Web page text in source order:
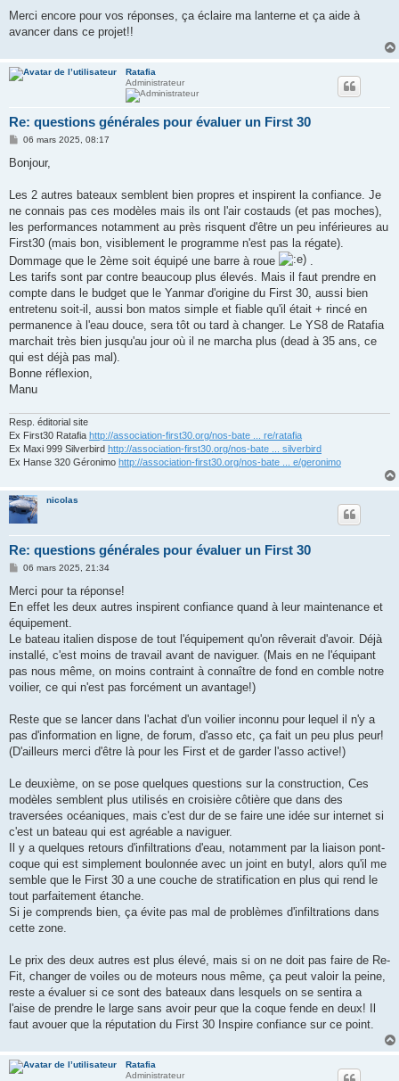
Merci encore pour vos réponses, ça éclaire ma lanterne et ça aide à
avancer dans ce projet!!
Ratafia
Administrateur
Re: questions générales pour évaluer un First 30
M
s
g
06 mars 2025, 08:17
Bonjour,
Les 2 autres bateaux semblent bien propres et inspirent la confiance. Je
ne connais pas ces modèles mais ils ont l'air costauds (et pas moches),
les performances notamment au près risquent d'être un peu inférieures au
First30 (mais bon, visiblement le programme n'est pas la régate).
Dommage que le 2ème soit équipé une barre à roue
Les tarifs sont par contre beaucoup plus élevés. Mais il faut prendre en
compte dans le budget que le Yanmar d'origine du First 30, aussi bien
entretenu soit-il, aussi bon matos simple et fiable qu'il était + rincé en
permanence à l'eau douce, sera tôt ou tard à changer. Le YS8 de Ratafia
marchait très bien jusqu'au jour où il ne marcha plus (dead à 35 ans, ce
qui est déjà pas mal).
Bonne réflexion,
Manu
Resp. éditorial site
Ex First30 Ratafia http://association-first30.org/nos-bate ... re/ratafia
Ex Maxi 999 Silverbird http://association-first30.org/nos-bate ... silverbird
Ex Hanse 320 Géronimo http://association-first30.org/nos-bate ... e/geronimo
nicolas
Re: questions générales pour évaluer un First 30
M
s
a
g
e
06 mars 2025, 21:34
Merci pour ta réponse!
En effet les deux autres inspirent confiance quand à leur maintenance et
équipement.
Le bateau italien dispose de tout l'équipement qu'on rêverait d'avoir. Déjà
installé, c'est moins de travail avant de naviguer. (Mais en ne l'équipant
pas nous même, on moins contraint à connaître de fond en comble notre
voilier, ce qui n'est pas forcément un avantage!)
Reste que se lancer dans l'achat d'un voilier inconnu pour lequel il n'y a
pas d'information en ligne, de forum, d'asso etc, ça fait un peu plus peur!
(D'ailleurs merci d'être là pour les First et de garder l'asso active!)
Le deuxième, on se pose quelques questions sur la construction, Ces
modèles semblent plus utilisés en croisière côtière que dans des
traversées océaniques, mais c'est dur de se faire une idée sur internet si
c'est un bateau qui est agréable a naviguer.
Il y a quelques retours d'infiltrations d'eau, notamment par la liaison pont-
coque qui est simplement boulonnée avec un joint en butyl, alors qu'il me
semble que le First 30 a une couche de stratification en plus qui rend le
tout parfaitement étanche.
Si je comprends bien, ça évite pas mal de problèmes d'infiltrations dans
cette zone.
Le prix des deux autres est plus élevé, mais si on ne doit pas faire de Re-
Fit, changer de voiles ou de moteurs nous même, ça peut valoir la peine,
reste a évaluer si ce sont des bateaux dans lesquels on se sentira a
l'aise de prendre le large sans avoir peur que la coque fende en deux! Il
faut avouer que la réputation du First 30 Inspire confiance sur ce point.
Ratafia
Administrateur